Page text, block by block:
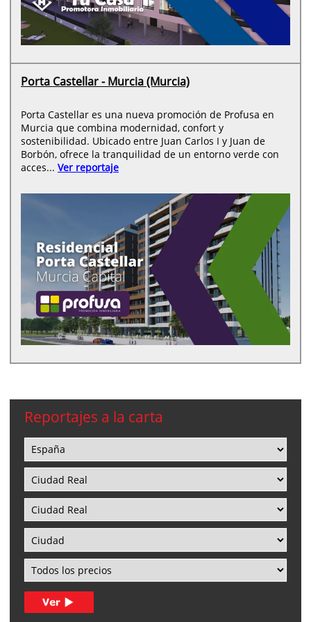
Porta Castellar - Murcia (Murcia)
Porta Castellar es una nueva promoción de Profusa en
Murcia que combina modernidad, confort y
sostenibilidad. Ubicado entre Juan Carlos I y Juan de
Borbón, ofrece la tranquilidad de un entorno verde con
acces... Ver reportaje
Reportajes a la carta